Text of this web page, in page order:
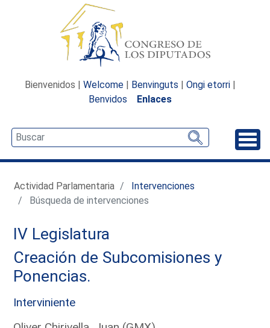
Bienvenidos | Welcome | Benvinguts | Ongi etorri |
Benvidos
Enlaces
Actividad Parlamentaria
Intervenciones
Búsqueda de intervenciones
IV Legislatura
Creación de Subcomisiones y
Ponencias.
Interviniente